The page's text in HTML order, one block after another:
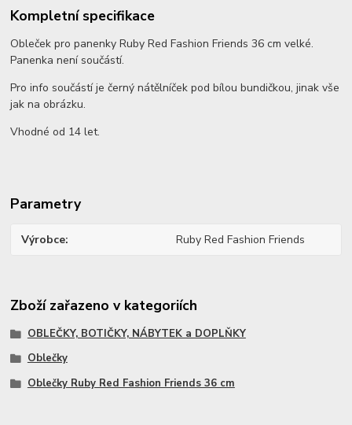
Kompletní specifikace
Obleček pro panenky Ruby Red Fashion Friends 36 cm velké.
Panenka není součástí.
Pro info součástí je černý nátělníček pod bílou bundičkou, jinak vše
jak na obrázku.
Vhodné od 14 let.
Parametry
Výrobce Ruby Red Fashion Friends
Zboží zařazeno v kategoriích
OBLEČKY, BOTIČKY, NÁBYTEK a DOPLŇKY
Oblečky
Oblečky Ruby Red Fashion Friends 36 cm